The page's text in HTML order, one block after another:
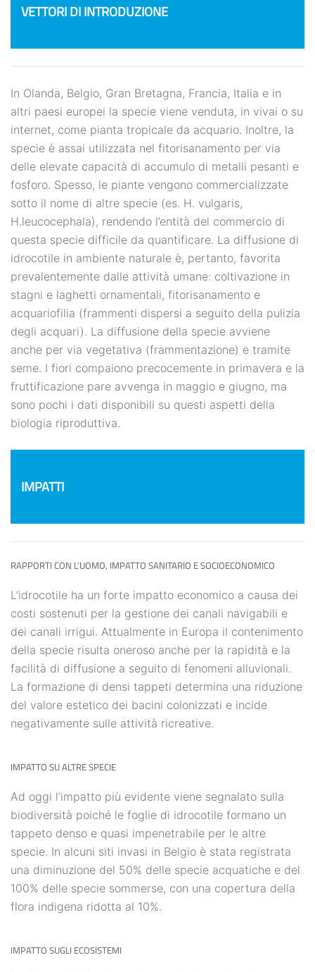
VETTORI DI INTRODUZIONE
In Olanda, Belgio, Gran Bretagna, Francia, Italia e in
altri paesi europei la specie viene venduta, in vivai o su
internet, come pianta tropicale da acquario. Inoltre, la
specie è assai utilizzata nel fitorisanamento per via
delle elevate capacità di accumulo di metalli pesanti e
fosforo. Spesso, le piante vengono commercializzate
sotto il nome di altre specie (es. H. vulgaris,
H.leucocephala), rendendo l’entità del commercio di
questa specie difficile da quantificare. La diffusione di
idrocotile in ambiente naturale è, pertanto, favorita
prevalentemente dalle attività umane: coltivazione in
stagni e laghetti ornamentali, fitorisanamento e
acquariofilia (frammenti dispersi a seguito della pulizia
degli acquari). La diffusione della specie avviene
anche per via vegetativa (frammentazione) e tramite
seme. I fiori compaiono precocemente in primavera e la
fruttificazione pare avvenga in maggio e giugno, ma
sono pochi i dati disponibili su questi aspetti della
biologia riproduttiva.
IMPATTI
RAPPORTI CON L’UOMO, IMPATTO SANITARIO E SOCIOECONOMICO
L’idrocotile ha un forte impatto economico a causa dei
costi sostenuti per la gestione dei canali navigabili e
dei canali irrigui. Attualmente in Europa il contenimento
della specie risulta oneroso anche per la rapidità e la
facilità di diffusione a seguito di fenomeni alluvionali.
La formazione di densi tappeti determina una riduzione
del valore estetico dei bacini colonizzati e incide
negativamente sulle attività ricreative.
IMPATTO SU ALTRE SPECIE
Ad oggi l’impatto più evidente viene segnalato sulla
biodiversità poiché le foglie di idrocotile formano un
tappeto denso e quasi impenetrabile per le altre
specie. In alcuni siti invasi in Belgio è stata registrata
una diminuzione del 50% delle specie acquatiche e del
100% delle specie sommerse, con una copertura della
flora indigena ridotta al 10%.
IMPATTO SUGLI ECOSISTEMI